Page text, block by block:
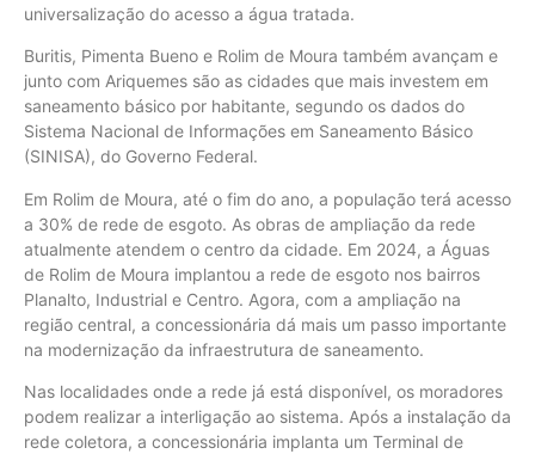
universalização do acesso a água tratada.
Buritis, Pimenta Bueno e Rolim de Moura também avançam e
junto com Ariquemes são as cidades que mais investem em
saneamento básico por habitante, segundo os dados do
Sistema Nacional de Informações em Saneamento Básico
(SINISA), do Governo Federal.
Em Rolim de Moura, até o fim do ano, a população terá acesso
a 30% de rede de esgoto. As obras de ampliação da rede
atualmente atendem o centro da cidade. Em 2024, a Águas
de Rolim de Moura implantou a rede de esgoto nos bairros
Planalto, Industrial e Centro. Agora, com a ampliação na
região central, a concessionária dá mais um passo importante
na modernização da infraestrutura de saneamento.
Nas localidades onde a rede já está disponível, os moradores
podem realizar a interligação ao sistema. Após a instalação da
rede coletora, a concessionária implanta um Terminal de